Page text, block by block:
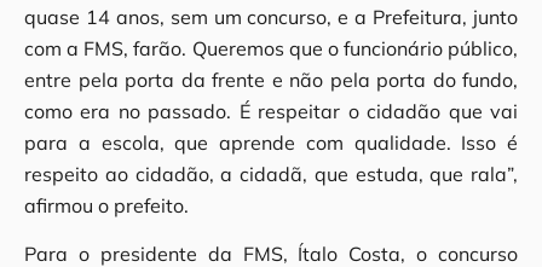
quase 14 anos, sem um concurso, e a Prefeitura, junto
com a FMS, farão. Queremos que o funcionário público,
entre pela porta da frente e não pela porta do fundo,
como era no passado. É respeitar o cidadão que vai
para a escola, que aprende com qualidade. Isso é
respeito ao cidadão, a cidadã, que estuda, que rala”,
afirmou o prefeito.
Para o presidente da FMS, Ítalo Costa, o concurso